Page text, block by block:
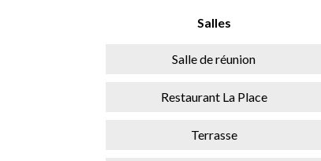
Salles
Salle de réunion
Restaurant La Place
Terrasse